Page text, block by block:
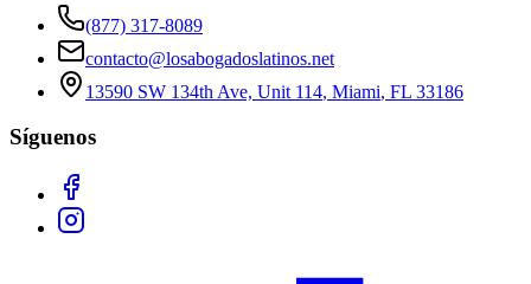
(877) 317-8089
contacto@losabogadoslatinos.net
13590 SW 134th Ave, Unit 114, Miami, FL 33186
Síguenos